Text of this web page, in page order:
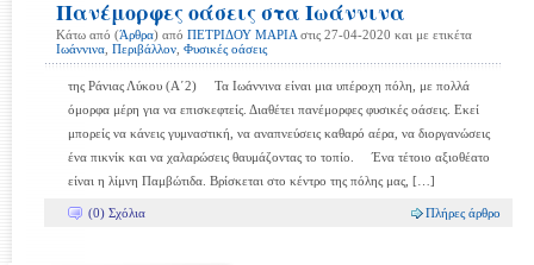
Πανέμορφες οάσεις στα Ιωάννινα
Κάτω από (Άρθρα) από ΠΕΤΡΙΔΟΥ ΜΑΡΙΑ στις 27-04-2020 και με ετικέτα
Ιωάννινα Περιβάλλον Φυσικές οάσεις
της Ράνιας Λύκου (Α΄2) Τα Ιωάννινα είναι μια υπέροχη πόλη, με πολλά
όμορφα μέρη για να επισκεφτείς. Διαθέτει πανέμορφες φυσικές οάσεις. Εκεί
μπορείς να κάνεις γυμναστική, να αναπνεύσεις καθαρό αέρα, να διοργανώσεις
ένα πικνίκ και να χαλαρώσεις θαυμάζοντας το τοπίο. Ένα τέτοιο αξιοθέατο
είναι η λίμνη Παμβώτιδα. Βρίσκεται στο κέντρο της πόλης μας, […]
(0) Σχόλια Πλήρες άρθρο